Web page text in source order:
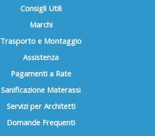
Consigli Utili
Marchi
Trasporto e Montaggio
Assistenza
Pagamenti a Rate
Sanificazione Materassi
Servizi per Architetti
Domande Frequenti